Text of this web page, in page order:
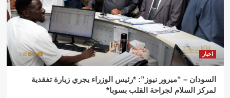
اخبار
السودان – “ميرور نيوز”: *رئيس الوزراء يجري زيارة تفقدية
لمركز السلام لجراحة القلب بسوبا*